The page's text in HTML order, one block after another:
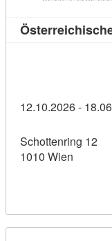
12.10.2026 -
Schottenring 12
1010 Wien